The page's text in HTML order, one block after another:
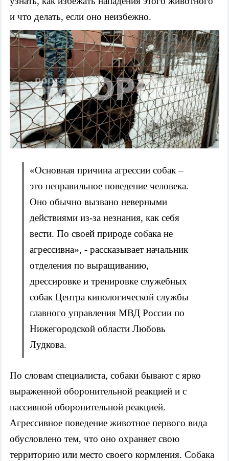
и что делать, если оно неизбежно.
«Основная причина агрессии собак –
это неправильное поведение человека.
Оно обычно вызвано неверными
действиями из-за незнания, как себя
вести. По своей природе собака не
агрессивна», - рассказывает начальник
отделения по выращиванию,
дрессировке и тренировке служебных
собак Центра кинологической службы
главного управления МВД России по
Нижегородской области Любовь
Лудкова.
По словам специалиста, собаки бывают с ярко
выраженной оборонительной реакцией и с
пассивной оборонительной реакцией.
Агрессивное поведение животное первого вида
обусловлено тем, что оно охраняет свою
территорию или место своего кормления. Собака